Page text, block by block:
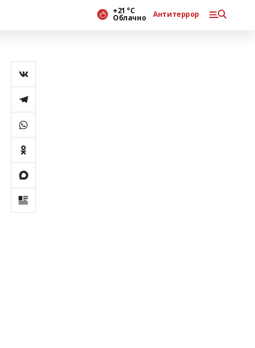
+21 °С
Облачно Антитеррор